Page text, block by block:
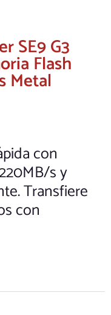
SE9 G3
Flash
Metal
con
s y
Transfiere
con